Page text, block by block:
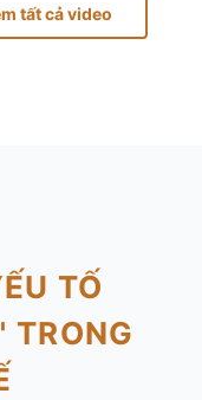
tất cả video
TỐ
TRONG